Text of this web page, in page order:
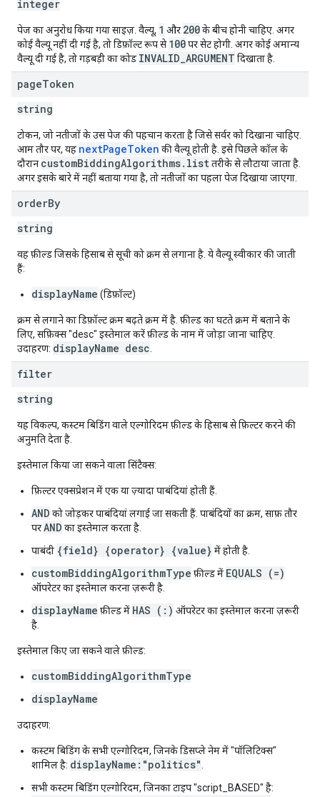
integer
पेज का अनुरोध किया गया साइज़. वैल्यू, 1 और 200के बीच होनी चाहिए. अगर
कोई वैल्यू नहीं दी गई है, तो डिफ़ॉल्ट रूप से100पर सेट होगी. अगर कोई अमान्य
वैल्यू दी गई है, तो गड़बड़ी का कोड INVALID_ARGUMENT दिखाता है.
pageToken
string
टोकन, जो नतीजों के उस पेज की पहचान करता है जिसे सर्वर को दिखाना चाहिए.
आम तौर पर, यह nextPageToken की वैल्यू होती है. इसे पिछले कॉल के
दौरान customBiddingAlgorithms.listतरीके से लौटाया जाता है.
अगर इसके बारे में नहीं बताया गया है, तो नतीजों का पहला पेज दिखाया जाएगा.
orderBy
string
वह फ़ील्ड जिसके हिसाब से सूची को क्रम से लगाना है. ये वैल्यू स्वीकार की जाती
हैं:
displayName (डिफ़ॉल्ट)
क्रम से लगाने का डिफ़ॉल्ट क्रम बढ़ते क्रम में है. फ़ील्ड का घटते क्रम में बताने के
लिए, सफ़िक्स "desc" इस्तेमाल करें फ़ील्ड के नाम में जोड़ा जाना चाहिए.
उदाहरण: displayName desc
filter
string
यह विकल्प, कस्टम बिडिंग वाले एल्गोरिदम फ़ील्ड के हिसाब से फ़िल्टर करने की
अनुमति देता है.
इस्तेमाल किया जा सकने वाला सिंटैक्स:
फ़िल्टर एक्सप्रेशन में एक या ज़्यादा पाबंदियां होती हैं.
AND को जोड़कर पाबंदियां लगाई जा सकती हैं. पाबंदियों का क्रम, साफ़ तौर
परAND का इस्तेमाल करता है.
पाबंदी {field} {operator} {value} में होती है.
customBiddingAlgorithmType फ़ील्ड में EQUALS (=)
ऑपरेटर का इस्तेमाल करना ज़रूरी है.
displayName फ़ील्ड में HAS (:) ऑपरेटर का इस्तेमाल करना ज़रूरी
है.
इस्तेमाल किए जा सकने वाले फ़ील्ड:
customBiddingAlgorithmType
displayName
उदाहरण:
कस्टम बिडिंग के सभी एल्गोरिदम, जिनके डिसप्ले नेम में "पॉलिटिक्स"
शामिल है: displayName:"politics"
सभी कस्टम बिडिंग एल्गोरिदम, जिनका टाइप "script_BASED" है: